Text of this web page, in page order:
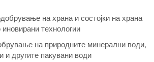
на храна и состојки на храна
технологии
на природните минерални води,
и другите пакувани води